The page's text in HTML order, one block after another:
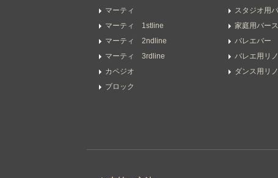
マーティ
マーティ 1stline
マーティ 2ndline
マーティ 3rdline
カペジオ
ブロック
スタジオ用
家庭用バー
バレエバー
バレエ用リ
ダンス用リ